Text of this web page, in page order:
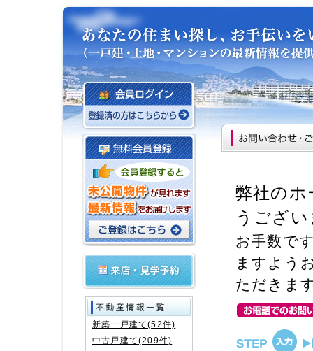
弊社のホ
うござ
お手数で
ますよう
ただきま
新築一戸建て(52件)
中古戸建て(209件)